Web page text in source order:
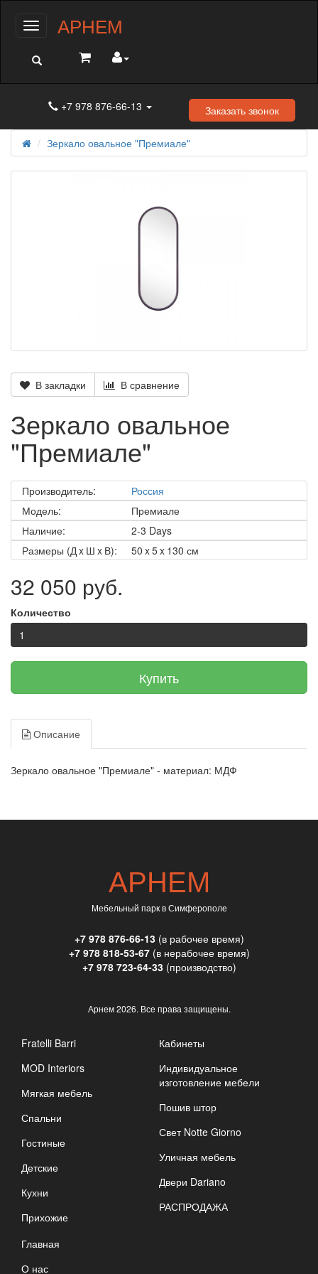
МенюАРНЕМ
+7 978 876-66-13 Заказать звонок
Зеркало овальное "Премиале"
В закладки В сравнение
Зеркало овальное
"Премиале"
Производитель:
Россия
Модель:
Премиале
Наличие:
2-3 Days
Размеры (Д x Ш x В):
50 x 5 x 130 см
32 050 руб.
Количество
Купить
Описание
Зеркало овальное "Премиале" - материал: МДФ
АРНЕМ
Мебельный парк в Симферополе
+7 978 876-66-13(в рабочее время)
+7 978 818-53-67(в нерабочее время)
+7 978 723-64-33(производство)
Арнем2026. Все права защищены.
Fratelli Barri
MOD Interiors
Мягкая мебель
Спальни
Гостиные
Детские
Кухни
Прихожие
Кабинеты
Индивидуальное
изготовление мебели
Пошив штор
Свет Notte Giorno
Уличная мебель
Двери Dariano
РАСПРОДАЖА
Главная
О нас